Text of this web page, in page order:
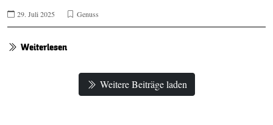
29. Juli 2025 Genuss
Weiterlesen
Weitere Beiträge laden